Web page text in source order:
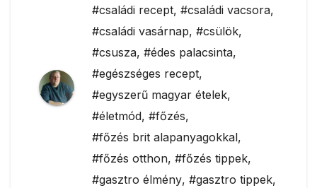
#családi recept, #családi vacsora,
#családi vasárnap, #csülök,
#csusza, #édes palacsinta,
#egészséges recept,
#egyszerű magyar ételek,
#életmód, #főzés,
#főzés brit alapanyagokkal,
#főzés otthon, #főzés tippek,
#gasztro élmény, #gasztro tippek,